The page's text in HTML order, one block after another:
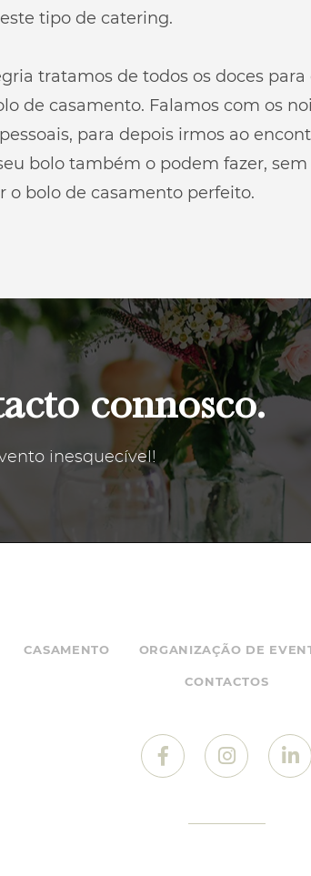
tipo de catering.
tratamos de todos os doces
de casamento. Falamos com os
para depois irmos ao
bolo também o podem fazer,
o bolo de casamento perfeito.
connosco.
inesquecível!
CASAMENTO ORGANIZAÇÃO DE
CONTACTOS